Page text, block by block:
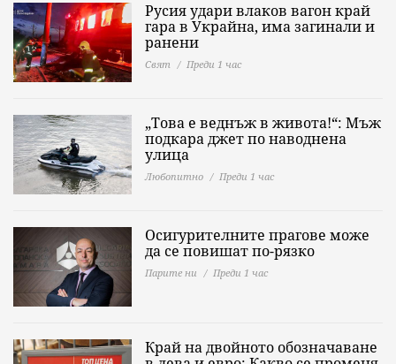
Русия удари влаков вагон край
гара в Украйна, има загинали и
ранени
Свят Преди 1 час
„Това е веднъж в живота!“: Мъж
подкара джет по наводнена
улица
Любопитно Преди 1 час
Осигурителните прагове може
да се повишат по-рязко
Парите ни Преди 1 час
Край на двойното обозначаване